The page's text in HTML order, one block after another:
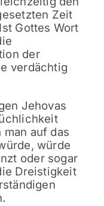
Zeit
Gottes Wort
der
verdächtig
Jehovas
auf das
würde
oder sogar
Dreistigkeit